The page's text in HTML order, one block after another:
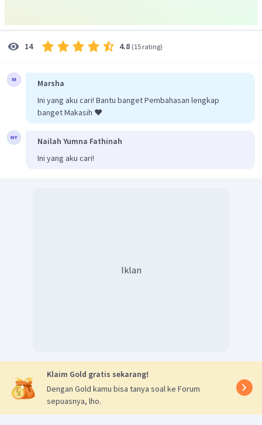
14 4.8 (15 rating)
Marsha
Ini yang aku cari! Bantu banget Pembahasan lengkap
banget Makasih ❤️
Nailah Yumna Fathinah
Ini yang aku cari!
Iklan
Klaim Gold gratis sekarang!
Dengan Gold kamu bisa tanya soal ke Forum
sepuasnya, lho.